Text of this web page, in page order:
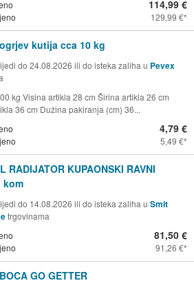
114,99 €
129,99 €
kutija cca 10 kg
do 24.08.2026 ili do isteka zaliha u Pevex
kg Visina artikla 28 cm Širina artikla 26 cm
36 cm Dužina pakiranja (cm) 36...
4,79 €
5,49 €
RADIJATOR KUPAONSKI RAVNI
kom
do 14.08.2026 ili do isteka zaliha u Smit
trgovinama
81,50 €
91,26 €
GO GETTER